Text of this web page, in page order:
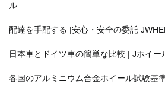
ル
配達を手配する |安心・安全の委託
日本車とドイツ車の簡単な比較 | Jホイー
各国のアルミニウム合金ホイール試験基